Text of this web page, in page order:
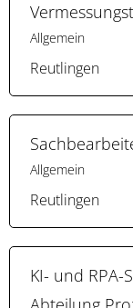
Allgemein
Reutlingen
Allgemein
Reutlingen
KI- und